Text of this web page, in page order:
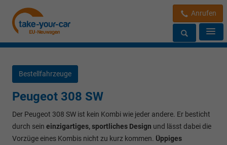
Anrufen
Bestellfahrzeuge
Peugeot 308 SW
Der Peugeot 308 SW ist kein Kombi wie jeder andere. Er besticht
durch sein einzigartiges, sportliches Design und lässt dabei die
Vorzüge eines Kombis nicht zu kurz kommen. Üppiges